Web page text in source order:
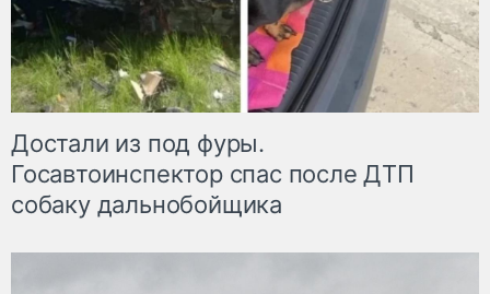
Достали из под фуры.
Госавтоинспектор спас после ДТП
собаку дальнобойщика